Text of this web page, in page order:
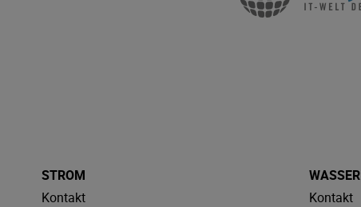
STROM
Kontakt
WASSER
Kontakt